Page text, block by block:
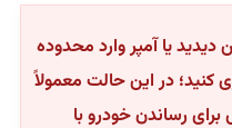
یا آمپر وارد محدوده
کنید؛ در این حالت معمولاً
رساندن خودرو با